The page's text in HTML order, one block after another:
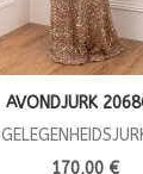
AVONDJURK
170,00 €